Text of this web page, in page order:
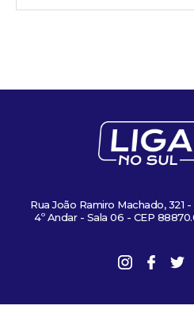
Rua João Ramiro Machado, 321
4º Andar - Sala 06 - CEP